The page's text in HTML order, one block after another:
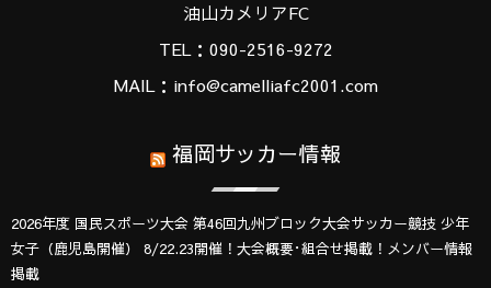
油山カメリアFC
TEL：090-2516-9272
MAIL：info@camelliafc2001.com
福岡サッカー情報
2026年度 国民スポーツ大会 第46回九州ブロック大会サッカー競技 少年
女子（鹿児島開催） 8/22.23開催！大会概要･組合せ掲載！メンバー情報
掲載